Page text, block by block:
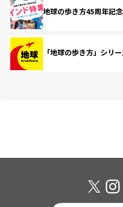
地球の歩き方45周年記
「地球の歩き方」シリ